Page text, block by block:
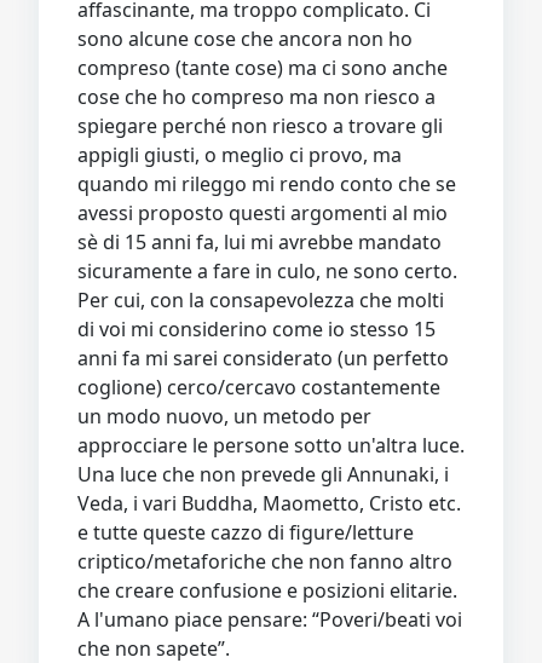
affascinante, ma troppo complicato. Ci
sono alcune cose che ancora non ho
compreso (tante cose) ma ci sono anche
cose che ho compreso ma non riesco a
spiegare perché non riesco a trovare gli
appigli giusti, o meglio ci provo, ma
quando mi rileggo mi rendo conto che se
avessi proposto questi argomenti al mio
sè di 15 anni fa, lui mi avrebbe mandato
sicuramente a fare in culo, ne sono certo.
Per cui, con la consapevolezza che molti
di voi mi considerino come io stesso 15
anni fa mi sarei considerato (un perfetto
coglione) cerco/cercavo costantemente
un modo nuovo, un metodo per
approcciare le persone sotto un'altra luce.
Una luce che non prevede gli Annunaki, i
Veda, i vari Buddha, Maometto, Cristo etc.
e tutte queste cazzo di figure/letture
criptico/metaforiche che non fanno altro
che creare confusione e posizioni elitarie.
A l'umano piace pensare: “Poveri/beati voi
che non sapete”.